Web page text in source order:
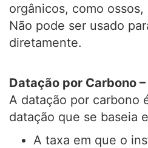
orgânicos, como
Não pode ser usado
diretamente.
Datação por Carbono
A datação por carbono
datação que se baseia
A taxa em que o